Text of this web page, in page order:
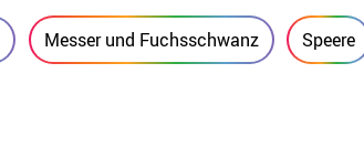
Messer und Fuchsschwanz Speere